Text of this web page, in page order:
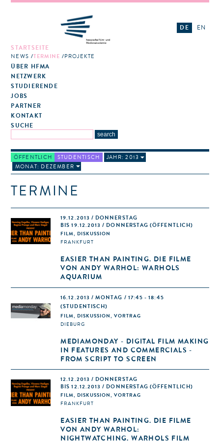
STARTSEITE
NEWS TERMINE PROJEKTE
ÜBER HFMA
NETZWERK
STUDIERENDE
JOBS
PARTNER
KONTAKT
SUCHE
DE EN
ÖFFENTLICH STUDENTISCH
JAHR: 2013
MONAT: DEZEMBER
TERMINE
19.12.2013 / DONNERSTAG
BIS 19.12.2013 / DONNERSTAG (ÖFFENTLICH)
FILM, DISKUSSION
FRANKFURT
EASIER THAN PAINTING. DIE FILME
VON ANDY WARHOL: WARHOLS
AQUARIUM
16.12.2013 / MONTAG / 17:45 - 18:45
(STUDENTISCH)
FILM, DISKUSSION, VORTRAG
DIEBURG
MEDIAMONDAY - DIGITAL FILM MAKING
IN FEATURES AND COMMERCIALS -
FROM SCRIPT TO SCREEN
12.12.2013 / DONNERSTAG
BIS 12.12.2013 / DONNERSTAG (ÖFFENTLICH)
FILM, DISKUSSION, VORTRAG
FRANKFURT
EASIER THAN PAINTING. DIE FILME
VON ANDY WARHOL:
NIGHTWATCHING. WARHOLS FILM